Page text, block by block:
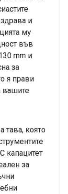
и
му
във
mm и
за
я прави
вашите
тава, която
капацитет
за